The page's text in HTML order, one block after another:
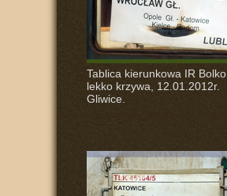
Tablica kierunkowa IR Bolko,
lekko krzywa, 12.01.2012r.
Gliwice.